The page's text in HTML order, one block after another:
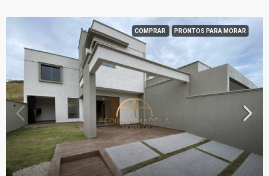
COMPRAR PRONTOS PARA MORAR